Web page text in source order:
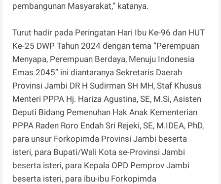
pembangunan Masyarakat,” katanya.
Turut hadir pada Peringatan Hari Ibu Ke-96 dan HUT
Ke-25 DWP Tahun 2024 dengan tema “Perempuan
Menyapa, Perempuan Berdaya, Menuju Indonesia
Emas 2045” ini diantaranya Sekretaris Daerah
Provinsi Jambi DR H Sudirman SH MH, Staf Khusus
Menteri PPPA Hj. Hariza Agustina, SE, M.Si, Asisten
Deputi Bidang Pemenuhan Hak Anak Kementerian
PPPA Raden Roro Endah Sri Rejeki, SE, M.IDEA, PhD,
para unsur Forkopimda Provinsi Jambi beserta
isteri, para Bupati/Wali Kota se-Provinsi Jambi
beserta isteri, para Kepala OPD Pemprov Jambi
beserta isteri, para ibu-ibu Forkopimda